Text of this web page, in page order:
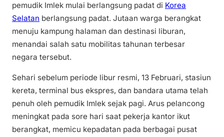
pemudik Imlek mulai berlangsung padat di Korea
Selatan berlangsung padat. Jutaan warga berangkat
menuju kampung halaman dan destinasi liburan,
menandai salah satu mobilitas tahunan terbesar
negara tersebut.
Sehari sebelum periode libur resmi, 13 Februari, stasiun
kereta, terminal bus ekspres, dan bandara utama telah
penuh oleh pemudik Imlek sejak pagi. Arus pelancong
meningkat pada sore hari saat pekerja kantor ikut
berangkat, memicu kepadatan pada berbagai pusat